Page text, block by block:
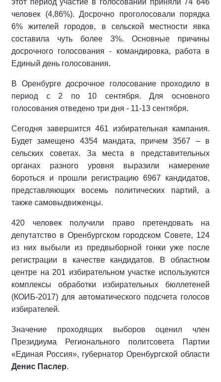
этот период участие в голосовании приняли 74 646
человек (4,86%). Досрочно проголосовали порядка
6% жителей городов, в сельской местности явка
составила чуть более 3%. Основные причины
досрочного голосования - командировка, работа в
Единый день голосования.
В Оренбурге досрочное голосование проходило в
период с 2 по 10 сентября. Для основного
голосования отведено три дня - 11-13 сентября.
Сегодня завершится 461 избирательная кампания.
Будет замещено 4354 мандата, причем 3567 – в
сельских советах. За места в представительных
органах разного уровня выразили намерение
бороться и прошли регистрацию 6967 кандидатов,
представляющих восемь политических партий, а
также самовыдвиженцы.
420 человек получили право претендовать на
депутатство в Оренбургском городском Совете, 124
из них выбыли из предвыборной гонки уже после
регистрации в качестве кандидатов. В областном
центре на 201 избирательном участке используются
комплексы обработки избирательных бюллетеней
(КОИБ-2017) для автоматического подсчета голосов
избирателей.
Значение проходящих выборов оценил член
Президиума Регионального политсовета Партии
«Единая Россия», губернатор Оренбургской области
Денис Паслер.